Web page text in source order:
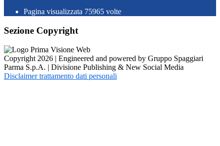
Pagina visualizzata 75965 volte
Sezione Copyright
Copyright 2026 | Engineered and powered by Gruppo Spaggiari
Parma S.p.A. | Divisione Publishing & New Social Media
Disclaimer trattamento dati personali